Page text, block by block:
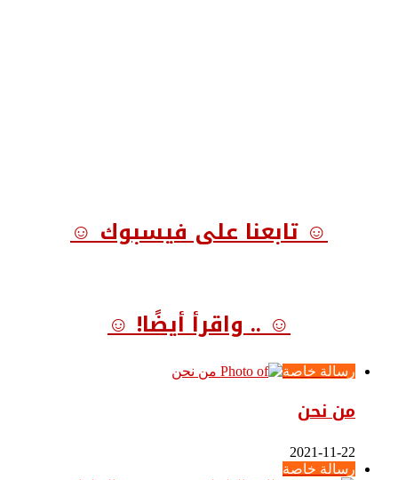
☺ تابعنا على فيسبوك ☺
☺ .. واقرأ أيضًا! ☺
رسالة خاصة
من نحن
2021-11-22
رسالة خاصة